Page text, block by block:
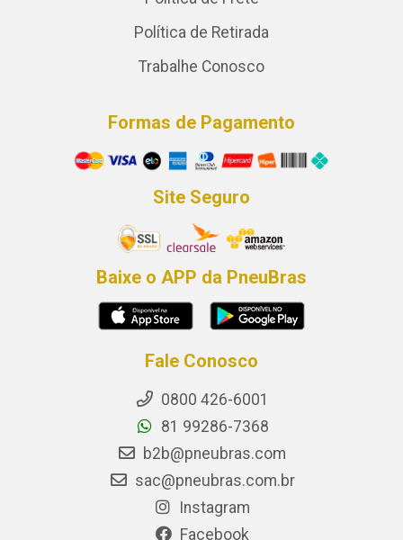
Política de Retirada
Trabalhe Conosco
Formas de Pagamento
Site Seguro
Baixe o APP da PneuBras
Fale Conosco
0800 426-6001
81 99286-7368
b2b@pneubras.com
sac@pneubras.com.br
Instagram
Facebook